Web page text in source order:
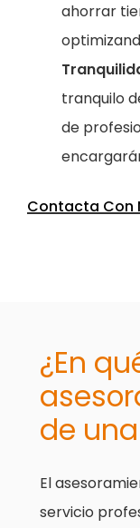
ahorrar
tranquilo
de
Contacta Con
¿En
de
El
servicio